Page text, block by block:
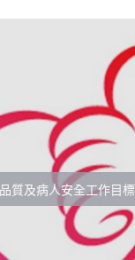
質及病人安全工作目標